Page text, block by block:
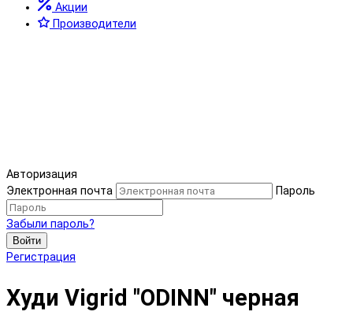
Акции
Производители
Авторизация
Электронная почта
Пароль
Забыли пароль?
Войти
Регистрация
Худи Vigrid "ODINN" черная